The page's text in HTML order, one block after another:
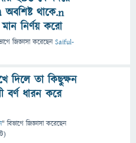
থাকে.n
নির্ণয় করো
জিজ্ঞাসাকরেছেনSaiful-
দিলে তা কিছুক্ষন
বর্ণ ধারন করে
" বিভাগে জিজ্ঞাসাকরেছেন